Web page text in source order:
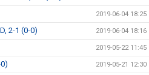
2019-06-04 18:25
2-1 (0-0) 2019-06-04 18:16
2019-05-22 11:45
2019-05-21 12:30